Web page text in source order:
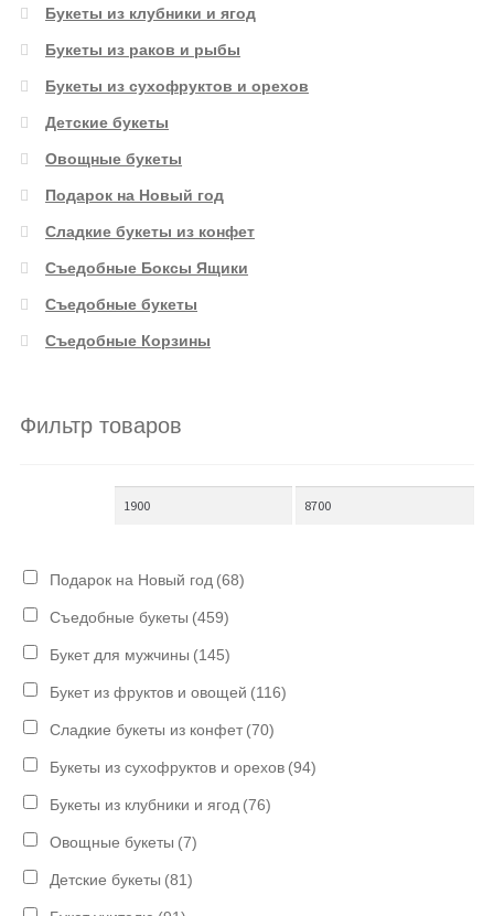
Букеты из клубники и ягод
Букеты из раков и рыбы
Букеты из сухофруктов и орехов
Детские букеты
Овощные букеты
Подарок на Новый год
Сладкие букеты из конфет
Съедобные Боксы Ящики
Съедобные букеты
Съедобные Корзины
Фильтр товаров
Подарок на Новый год (68)
Съедобные букеты (459)
Букет для мужчины (145)
Букет из фруктов и овощей (116)
Сладкие букеты из конфет (70)
Букеты из сухофруктов и орехов (94)
Букеты из клубники и ягод (76)
Овощные букеты (7)
Детские букеты (81)